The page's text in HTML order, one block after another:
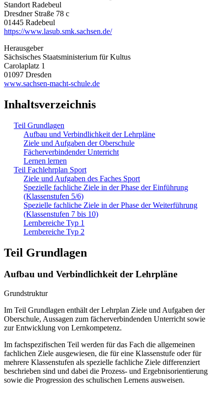
Standort Radebeul
Dresdner Straße 78 c
01445 Radebeul
https://www.lasub.smk.sachsen.de/
Herausgeber
Sächsisches Staatsministerium für Kultus
Carolaplatz 1
01097 Dresden
www.sachsen-macht-schule.de
Inhaltsverzeichnis
Teil Grundlagen
Aufbau und Verbindlichkeit der Lehrpläne
Ziele und Aufgaben der Oberschule
Fächerverbindender Unterricht
Lernen lernen
Teil Fachlehrplan Sport
Ziele und Aufgaben des Faches Sport
Spezielle fachliche Ziele in der Phase der Einführung
(Klassenstufen 5/6)
Spezielle fachliche Ziele in der Phase der Weiterführung
(Klassenstufen 7 bis 10)
Lernbereiche Typ 1
Lernbereiche Typ 2
Teil Grundlagen
Aufbau und Verbindlichkeit der Lehrpläne
Grundstruktur
Im Teil Grundlagen enthält der Lehrplan Ziele und Aufgaben der
Oberschule, Aussagen zum fächerverbindenden Unterricht sowie
zur Entwicklung von Lernkompetenz.
Im fachspezifischen Teil werden für das Fach die allgemeinen
fachlichen Ziele ausgewiesen, die für eine Klassenstufe oder für
mehrere Klassenstufen als spezielle fachliche Ziele differenziert
beschrieben sind und dabei die Prozess- und Ergebnisorientierung
sowie die Progression des schulischen Lernens ausweisen.